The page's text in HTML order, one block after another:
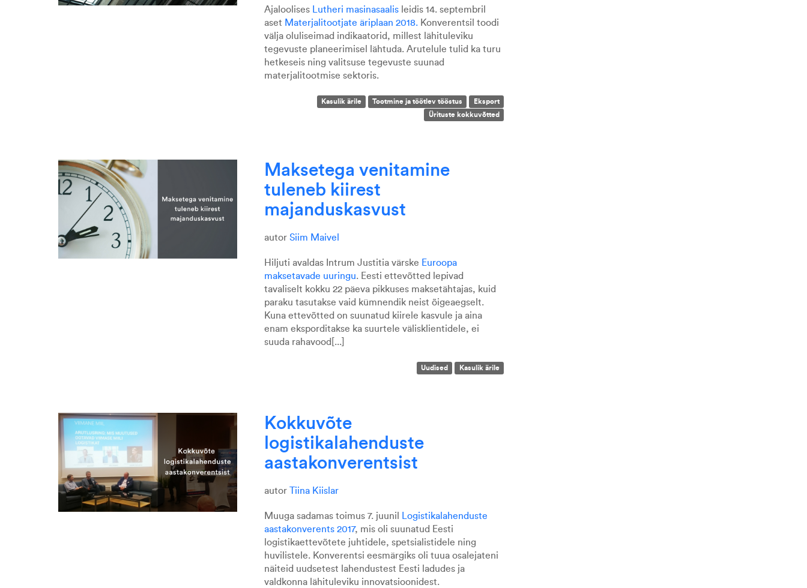
Ajaloolises Lutheri masinasaalisleidis 14. septembril
aset Materjalitootjate äriplaan 2018.Konverentsil toodi
välja oluliseimad indikaatorid, millest lähituleviku
tegevuste planeerimisel lähtuda. Arutelule tulid ka turu
hetkeseis ning valitsuse tegevuste suunad
materjalitootmise sektoris.
Kasulik ärile Tootmine ja töötlev tööstus
Eksport
Ürituste kokkuvõtted
Maksetega venitamine
tuleneb kiirest
majanduskasvust
autor Siim Maivel
Hiljuti avaldas Intrum Justitia värske Euroopa
maksetavade uuringu. Eesti ettevõtted lepivad
tavaliselt kokku 22 päeva pikkuses maksetähtajas, kuid
paraku tasutakse vaid kümnendik neist õigeaegselt.
Kuna ettevõtted on suunatud kiirele kasvule ja aina
enam eksporditakse ka suurtele välisklientidele, ei
suuda rahavood[...]
Uudised Kasulik ärile
Kokkuvõte
logistikalahenduste
aastakonverentsist
autor Tiina Kiislar
Muuga sadamas toimus 7. juunil Logistikalahenduste
aastakonverents 2017, mis oli suunatud Eesti
logistikaettevõtete juhtidele, spetsialistidele ning
huvilistele. Konverentsi eesmärgiks oli tuua osalejateni
näiteid uudsetest lahendustest Eesti ladudes ja
valdkonna lähituleviku innovatsioonidest.